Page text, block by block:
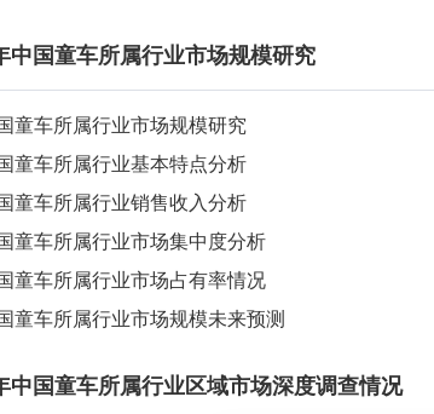
国童车所属行业市场规模研究
车所属行业市场规模研究
车所属行业基本特点分析
车所属行业销售收入分析
车所属行业市场集中度分析
车所属行业市场占有率情况
车所属行业市场规模未来预测
国童车所属行业区域市场深度调查情况